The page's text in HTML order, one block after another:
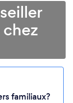
familiaux?